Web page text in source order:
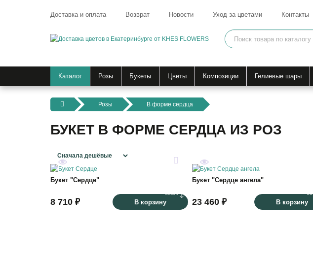
Доставка и оплата Возврат Новости Уход за цветами Контакты
Каталог Розы Букеты Цветы Композиции Гелиевые шары
Розы В форме сердца
БУКЕТ В ФОРМЕ СЕРДЦА ИЗ РОЗ
60
Букет "Сердце"
8 710 ₽ В корзину
60
Букет "Сердце ангела"
23 460 ₽ В корзину